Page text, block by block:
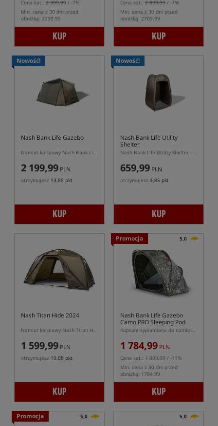
Cena kat.: 2 399,99 / -7%
Min. cena z 30 dni przed
obniżką: 2239.99
KUP
Cena kat.: 2 899,99 / -7%
Min. cena z 30 dni przed
obniżką: 2709.99
KUP
Nowość!
Nash Bank Life Gazebo
Namiot karpiowy Nash Bank Life Gazebo
2 199,99 PLN
otrzymujesz 13,85 pkt
KUP
Nowość!
Nash Bank Life Utility
Shelter
Nash Bank Life Utility Shelter – namiot toaleta prysznic i schowek karpiowy
659,99 PLN
otrzymujesz 4,85 pkt
KUP
Nash Titan Hide 2024
Namiot karpiowy Nash Titan Hide w kolorze zielonym (model 2024)
1 599,99 PLN
otrzymujesz 10,08 pkt
KUP
Promocja 5,0
Nash Bank Life Gazebo
Camo PRO Sleeping Pod
Kapsuła sypialniana do namiotu Banklife Gazebo Camo PRO
1 784,99 PLN
Cena kat.: 1 999,99 / -11%
Min. cena z 30 dni przed
obniżką: 1784.99
KUP
Promocja 5,0 5,0